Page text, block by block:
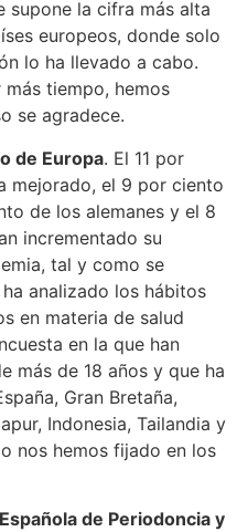
supone la cifra más alta
europeos, donde solo
lo ha llevado a cabo.
tiempo, hemos
se agradece.
de Europa. El 11 por
mejorado, el 9 por ciento
de los alemanes y el 8
incrementado su
tal y como se
analizado los hábitos
en materia de salud
en la que han
más de 18 años y que ha
Gran Bretaña,
Indonesia, Tailandia y
nos hemos fijado en los
de Periodoncia y